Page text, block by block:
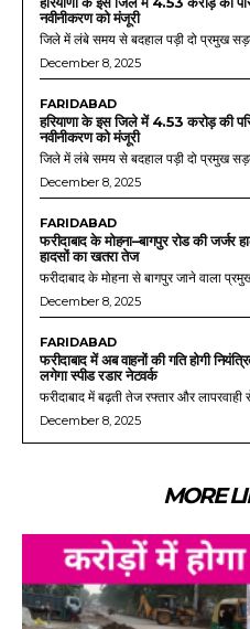
नवीनीकरण को मंजूरी
जिले में लंबे समय से बदहाल पड़ी दो प्रमुख
December 8, 2025
FARIDABAD
हरियाणा के इस जिले में 4.53 करोड़ की
नवीनीकरण को मंजूरी
जिले में लंबे समय से बदहाल पड़ी दो प्रमुख
December 8, 2025
FARIDABAD
फरीदाबाद के मोहना–बागपुर रोड की
हादसों का खतरा तेज
फरीदाबाद के मोहना से बागपुर जाने वाला
December 8, 2025
FARIDABAD
फरीदाबाद में अब वाहनों की गति होगी
लगेगा स्पीड रडार नेटवर्क
फरीदाबाद में बढ़ती तेज रफ्तार और
December 8, 2025
MORE